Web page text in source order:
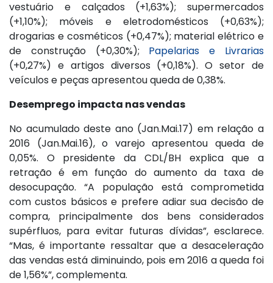
vestuário e calçados (+1,63%); supermercados
(+1,10%); móveis e eletrodomésticos (+0,63%);
drogarias e cosméticos (+0,47%); material elétrico e
de construção (+0,30%); Papelarias e Livrarias
(+0,27%) e artigos diversos (+0,18%). O setor de
veículos e peças apresentou queda de 0,38%.
Desemprego impacta nas vendas
No acumulado deste ano (Jan.Mai.17) em relação a
2016 (Jan.Mai.16), o varejo apresentou queda de
0,05%. O presidente da CDL/BH explica que a
retração é em função do aumento da taxa de
desocupação. “A população está comprometida
com custos básicos e prefere adiar sua decisão de
compra, principalmente dos bens considerados
supérfluos, para evitar futuras dívidas”, esclarece.
“Mas, é importante ressaltar que a desaceleração
das vendas está diminuindo, pois em 2016 a queda foi
de 1,56%”, complementa.